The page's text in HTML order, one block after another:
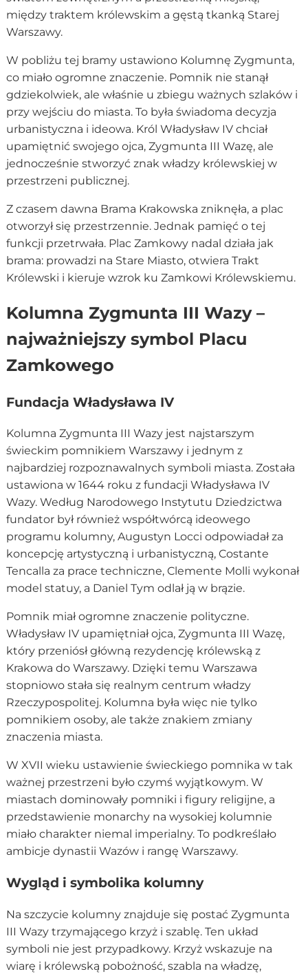
między traktem królewskim a gęstą tkanką Starej
Warszawy.
W pobliżu tej bramy ustawiono Kolumnę Zygmunta,
co miało ogromne znaczenie. Pomnik nie stanął
gdziekolwiek, ale właśnie u zbiegu ważnych szlaków i
przy wejściu do miasta. To była świadoma decyzja
urbanistyczna i ideowa. Król Władysław IV chciał
upamiętnić swojego ojca, Zygmunta III Wazę, ale
jednocześnie stworzyć znak władzy królewskiej w
przestrzeni publicznej.
Z czasem dawna Brama Krakowska zniknęła, a plac
otworzył się przestrzennie. Jednak pamięć o tej
funkcji przetrwała. Plac Zamkowy nadal działa jak
brama: prowadzi na Stare Miasto, otwiera Trakt
Królewski i kieruje wzrok ku Zamkowi Królewskiemu.
Kolumna Zygmunta III Wazy –
najważniejszy symbol Placu
Zamkowego
Fundacja Władysława IV
Kolumna Zygmunta III Wazy jest najstarszym
świeckim pomnikiem Warszawy i jednym z
najbardziej rozpoznawalnych symboli miasta. Została
ustawiona w 1644 roku z fundacji Władysława IV
Wazy. Według Narodowego Instytutu Dziedzictwa
fundator był również współtwórcą ideowego
programu kolumny, Augustyn Locci odpowiadał za
koncepcję artystyczną i urbanistyczną, Costante
Tencalla za prace techniczne, Clemente Molli wykonał
model statuy, a Daniel Tym odlał ją w brązie.
Pomnik miał ogromne znaczenie polityczne.
Władysław IV upamiętniał ojca, Zygmunta III Wazę,
który przeniósł główną rezydencję królewską z
Krakowa do Warszawy. Dzięki temu Warszawa
stopniowo stała się realnym centrum władzy
Rzeczypospolitej. Kolumna była więc nie tylko
pomnikiem osoby, ale także znakiem zmiany
znaczenia miasta.
W XVII wieku ustawienie świeckiego pomnika w tak
ważnej przestrzeni było czymś wyjątkowym. W
miastach dominowały pomniki i figury religijne, a
przedstawienie monarchy na wysokiej kolumnie
miało charakter niemal imperialny. To podkreślało
ambicje dynastii Wazów i rangę Warszawy.
Wygląd i symbolika kolumny
Na szczycie kolumny znajduje się postać Zygmunta
III Wazy trzymającego krzyż i szablę. Ten układ
symboli nie jest przypadkowy. Krzyż wskazuje na
wiarę i królewską pobożność, szabla na władzę,